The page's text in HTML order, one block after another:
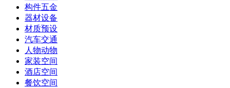
构件五金
器材设备
材质预设
汽车交通
人物动物
家装空间
酒店空间
餐饮空间